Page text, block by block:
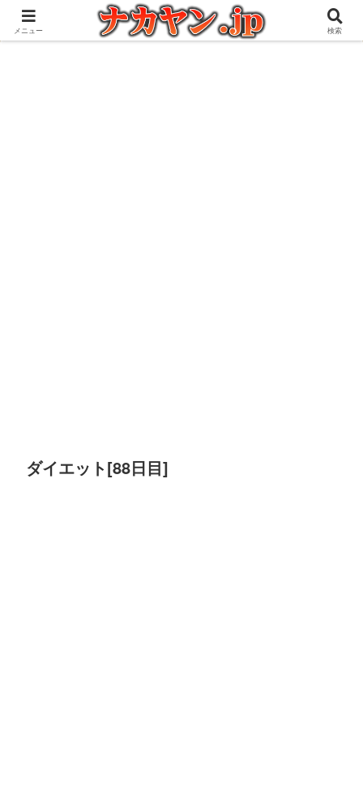
アウトドアとガジェット好きな管理人の愉快な日々を綴るブログ
ダイエット[88日目]
メニュー 検索